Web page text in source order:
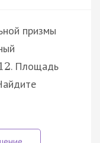
призмы
. Площадь